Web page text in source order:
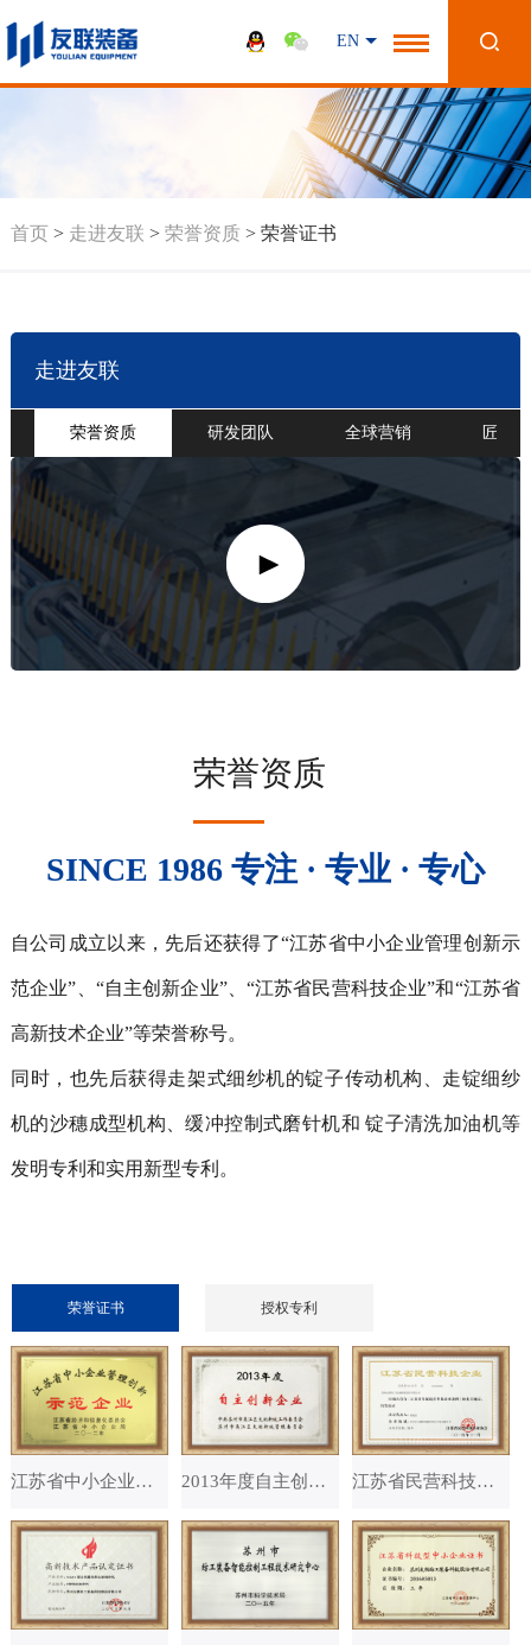
EN
首页> 走进友联 > 荣誉资质 > 荣誉证书
走进友联
荣誉资质 研发团队 全球营销 匠心
荣誉资质
SINCE 1986 专注 · 专业 · 专心
自公司成立以来，先后还获得了“江苏省中小企业管理创新示
范企业”、“自主创新企业”、“江苏省民营科技企业”和“江苏省
高新技术企业”等荣誉称号。
同时，也先后获得走架式细纱机的锭子传动机构、走锭细纱
机的沙穗成型机构、缓冲控制式磨针机和 锭子清洗加油机等
发明专利和实用新型专利。
荣誉证书 授权专利
江苏省中小企业管理创新 2013年度自主创新企业 江苏省民营科技企业